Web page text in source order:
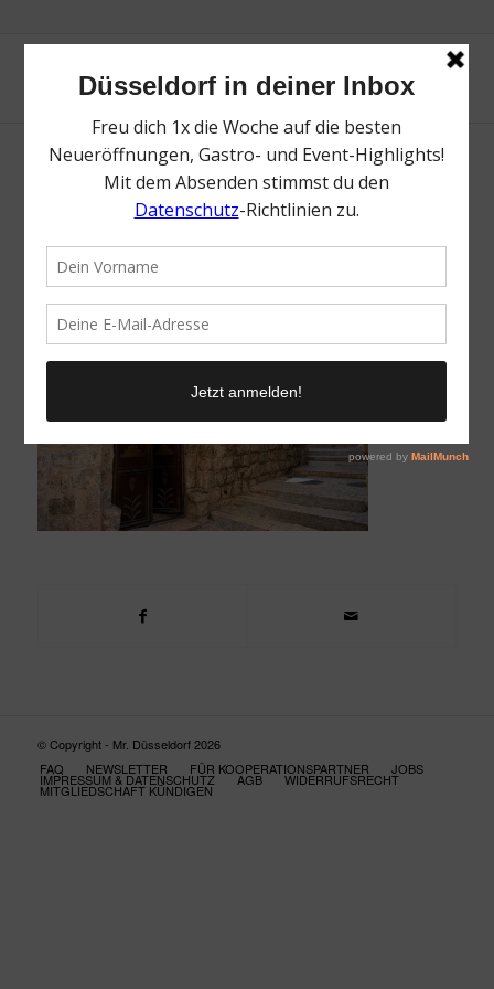
St Mark’s Kapelle in Jerusalem
9. Juni 2018 /
© Copyright - Mr. Düsseldorf 2026
FAQ
NEWSLETTER FÜR KOOPERATIONSPARTNER JOBS
IMPRESSUM & DATENSCHUTZ AGB WIDERRUFSRECHT
MITGLIEDSCHAFT KÜNDIGEN